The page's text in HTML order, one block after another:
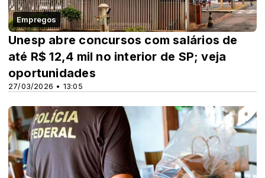
Empregos
27/03/2026 • 13:05
Unesp abre concursos com salários de
até R$ 12,4 mil no interior de SP; veja
oportunidades